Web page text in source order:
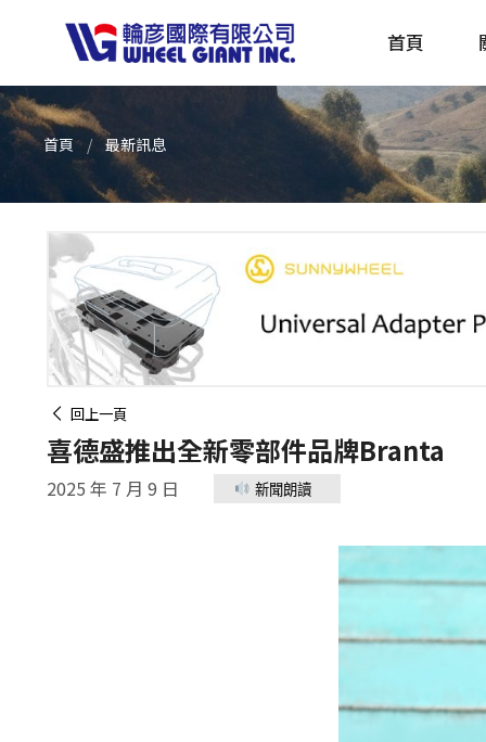
首頁
產品採購指南 TBS
首頁 最新訊息
回上一頁
喜德盛推出全新零部件品牌Branta
2025 年 7 月 9 日 新聞朗讀